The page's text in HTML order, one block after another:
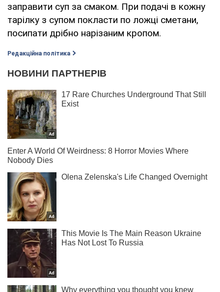
заправити суп за смаком. При подачі в кожну
тарілку з супом покласти по ложці сметани,
посипати дрібно нарізаним кропом.
Редакційна політика